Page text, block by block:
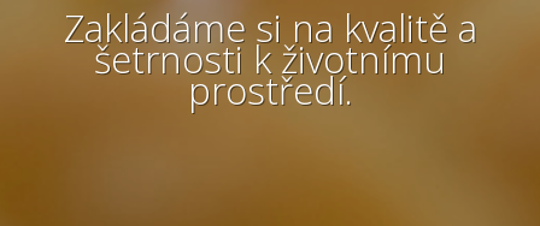
Zakládáme si na kvalitě a
šetrnosti k životnímu
prostředí.